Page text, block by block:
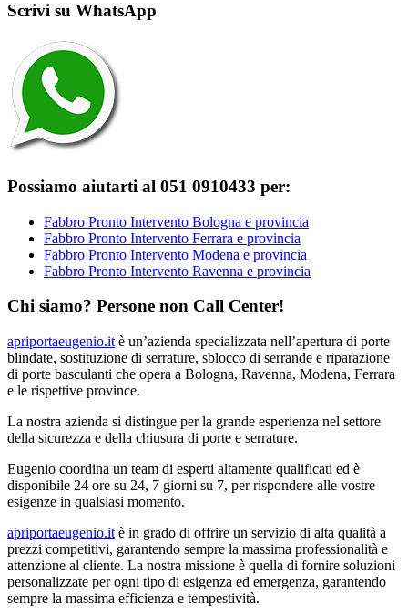
Scrivi su WhatsApp
Possiamo aiutarti al 051 0910433 per:
Fabbro Pronto Intervento Bologna e provincia
Fabbro Pronto Intervento Ferrara e provincia
Fabbro Pronto Intervento Modena e provincia
Fabbro Pronto Intervento Ravenna e provincia
Chi siamo? Persone non Call Center!
apriportaeugenio.it è un’azienda specializzata nell’apertura di porte
blindate, sostituzione di serrature, sblocco di serrande e riparazione
di porte basculanti che opera a Bologna, Ravenna, Modena, Ferrara
e le rispettive province.
La nostra azienda si distingue per la grande esperienza nel settore
della sicurezza e della chiusura di porte e serrature.
Eugenio coordina un team di esperti altamente qualificati ed è
disponibile 24 ore su 24, 7 giorni su 7, per rispondere alle vostre
esigenze in qualsiasi momento.
apriportaeugenio.it è in grado di offrire un servizio di alta qualità a
prezzi competitivi, garantendo sempre la massima professionalità e
attenzione al cliente. La nostra missione è quella di fornire soluzioni
personalizzate per ogni tipo di esigenza ed emergenza, garantendo
sempre la massima efficienza e tempestività.